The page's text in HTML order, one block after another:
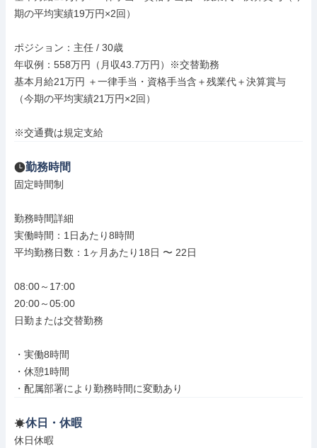
期の平均実績19万円×2回）
ポジション：主任 / 30歳
年収例：558万円（月収43.7万円）※交替勤務
基本月給21万円 ＋一律手当・資格手当含＋残業代＋決算賞与
（今期の平均実績21万円×2回）
※交通費は規定支給
勤務時間
固定時間制
勤務時間詳細
実働時間：1日あたり8時間
平均勤務日数：1ヶ月あたり18日 〜 22日
08:00～17:00
20:00～05:00
日勤または交替勤務
・実働8時間
・休憩1時間
・配属部署により勤務時間に変動あり
休日・休暇
休日休暇